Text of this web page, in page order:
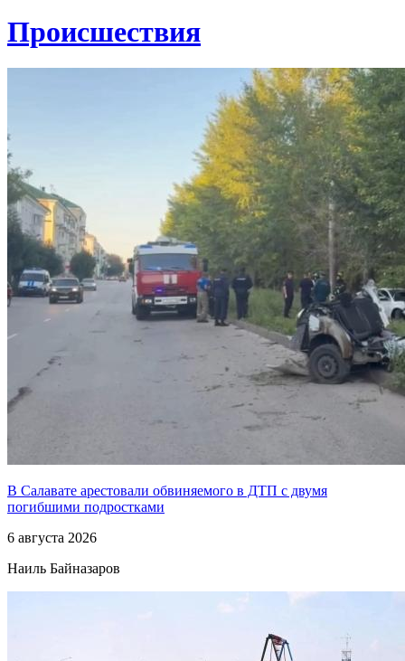
Проиcшествия
В Салавате арестовали обвиняемого в ДТП с двумя
погибшими подростками
6 августа 2026
Наиль Байназаров